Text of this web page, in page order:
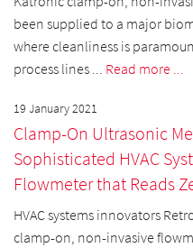
been supplied to a major
where cleanliness is
process lines ... Read more ...
19 January 2021
Clamp-On Ultrasonic
Sophisticated HVAC
Flowmeter that Reads
HVAC systems innovators
clamp-on, non-invasive